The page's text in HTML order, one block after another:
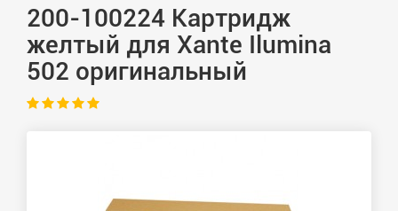
200-100224 Картридж
желтый для Xante Ilumina
502 оригинальный